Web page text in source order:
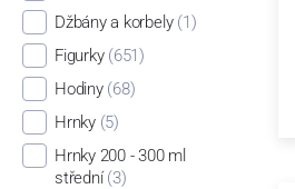
Džbány a korbely (1)
Figurky (651)
Hodiny (68)
Hrnky (5)
Hrnky 200 - 300 ml
střední (3)